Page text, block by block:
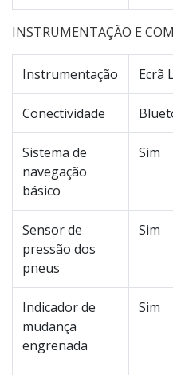
INSTRUMENTAÇÃO E
Instrumentação Ecrã
Conectividade
Sistema de
navegação
básico
Sim
Sensor de
pressão dos
pneus
Sim
Indicador de
mudança
engrenada
Sim